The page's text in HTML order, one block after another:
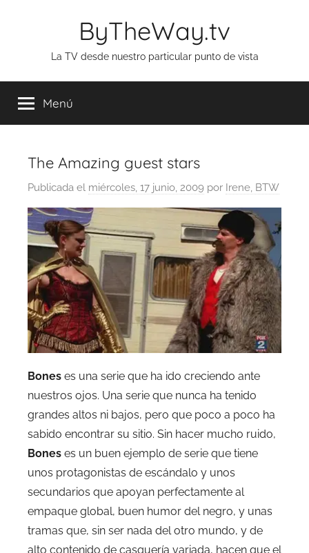
ByTheWay.tv
La TV desde nuestro particular punto de vista
Menú
The Amazing guest stars
Publicada el miércoles, 17 junio, 2009 por Irene, BTW
Bones es una serie que ha ido creciendo ante
nuestros ojos. Una serie que nunca ha tenido
grandes altos ni bajos, pero que poco a poco ha
sabido encontrar su sitio. Sin hacer mucho ruido,
Bones es un buen ejemplo de serie que tiene
unos protagonistas de escándalo y unos
secundarios que apoyan perfectamente al
empaque global, buen humor del negro, y unas
tramas que, sin ser nada del otro mundo, y de
alto contenido de casquería variada, hacen que el